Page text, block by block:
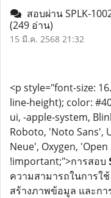
สอบผ่าน SPLK-
(249 อ่าน)
15 มี.ค. 2568 21:32
<p style="font-size:
line-height); color:
ui, -apple-system,
Roboto, 'Noto Sans',
Neue', Oxygen,
!important;">การสอบ
ความสามารถในการใ
สร้างภาพข้อมูล และก